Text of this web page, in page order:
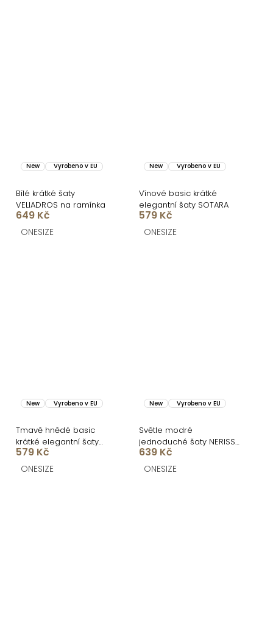
New Vyrobeno v EU
Bílé krátké šaty
VELIADROS na ramínka
649 Kč
ONESIZE
New Vyrobeno v EU
Vínové basic krátké
elegantní šaty SOTARA
579 Kč
ONESIZE
New Vyrobeno v EU
Tmavě hnědé basic
krátké elegantní šaty
SOTARA
579 Kč
ONESIZE
New Vyrobeno v EU
Světle modré
jednoduché šaty NERISSA
s páskem
639 Kč
ONESIZE